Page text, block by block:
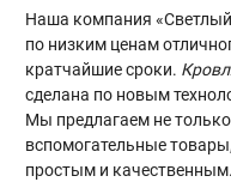
Наша компания
по низким ценам
кратчайшие сроки.
сделана по новым
Мы предлагаем не
вспомогательные
простым и качественным.